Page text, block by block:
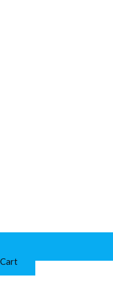
Cart